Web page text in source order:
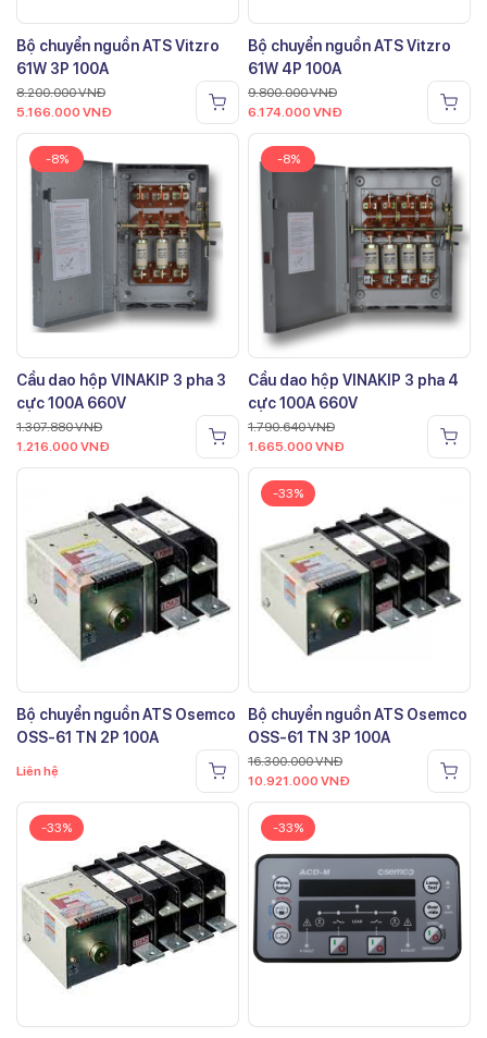
Bộ chuyển nguồn ATS Vitzro
61W 3P 100A
8.200.000VNĐ
5.166.000 VNĐ
Bộ chuyển nguồn ATS Vitzro
61W 4P 100A
9.800.000VNĐ
6.174.000 VNĐ
-8%
Cầu dao hộp VINAKIP 3 pha 3
cực 100A 660V
1.307.880VNĐ
1.216.000 VNĐ
-8%
Cầu dao hộp VINAKIP 3 pha 4
cực 100A 660V
1.790.640VNĐ
1.665.000 VNĐ
Bộ chuyển nguồn ATS Osemco
OSS-61 TN 2P 100A
Liên hệ
-33%
Bộ chuyển nguồn ATS Osemco
OSS-61 TN 3P 100A
16.300.000VNĐ
10.921.000 VNĐ
-33% -33%